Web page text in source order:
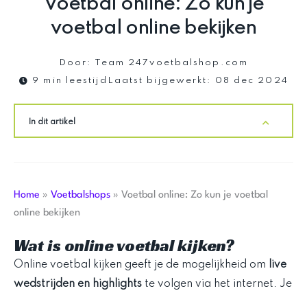
Voetbal online: Zo kun je
voetbal online bekijken
Door:
Team 247voetbalshop.com
9 min leestijd Laatst bijgewerkt: 08 dec 2024
In dit artikel
Home » Voetbalshops » Voetbal online: Zo kun je voetbal
online bekijken
Wat is online voetbal kijken?
Online voetbal kijken geeft je de mogelijkheid om live
wedstrijden en highlights te volgen via het internet. Je